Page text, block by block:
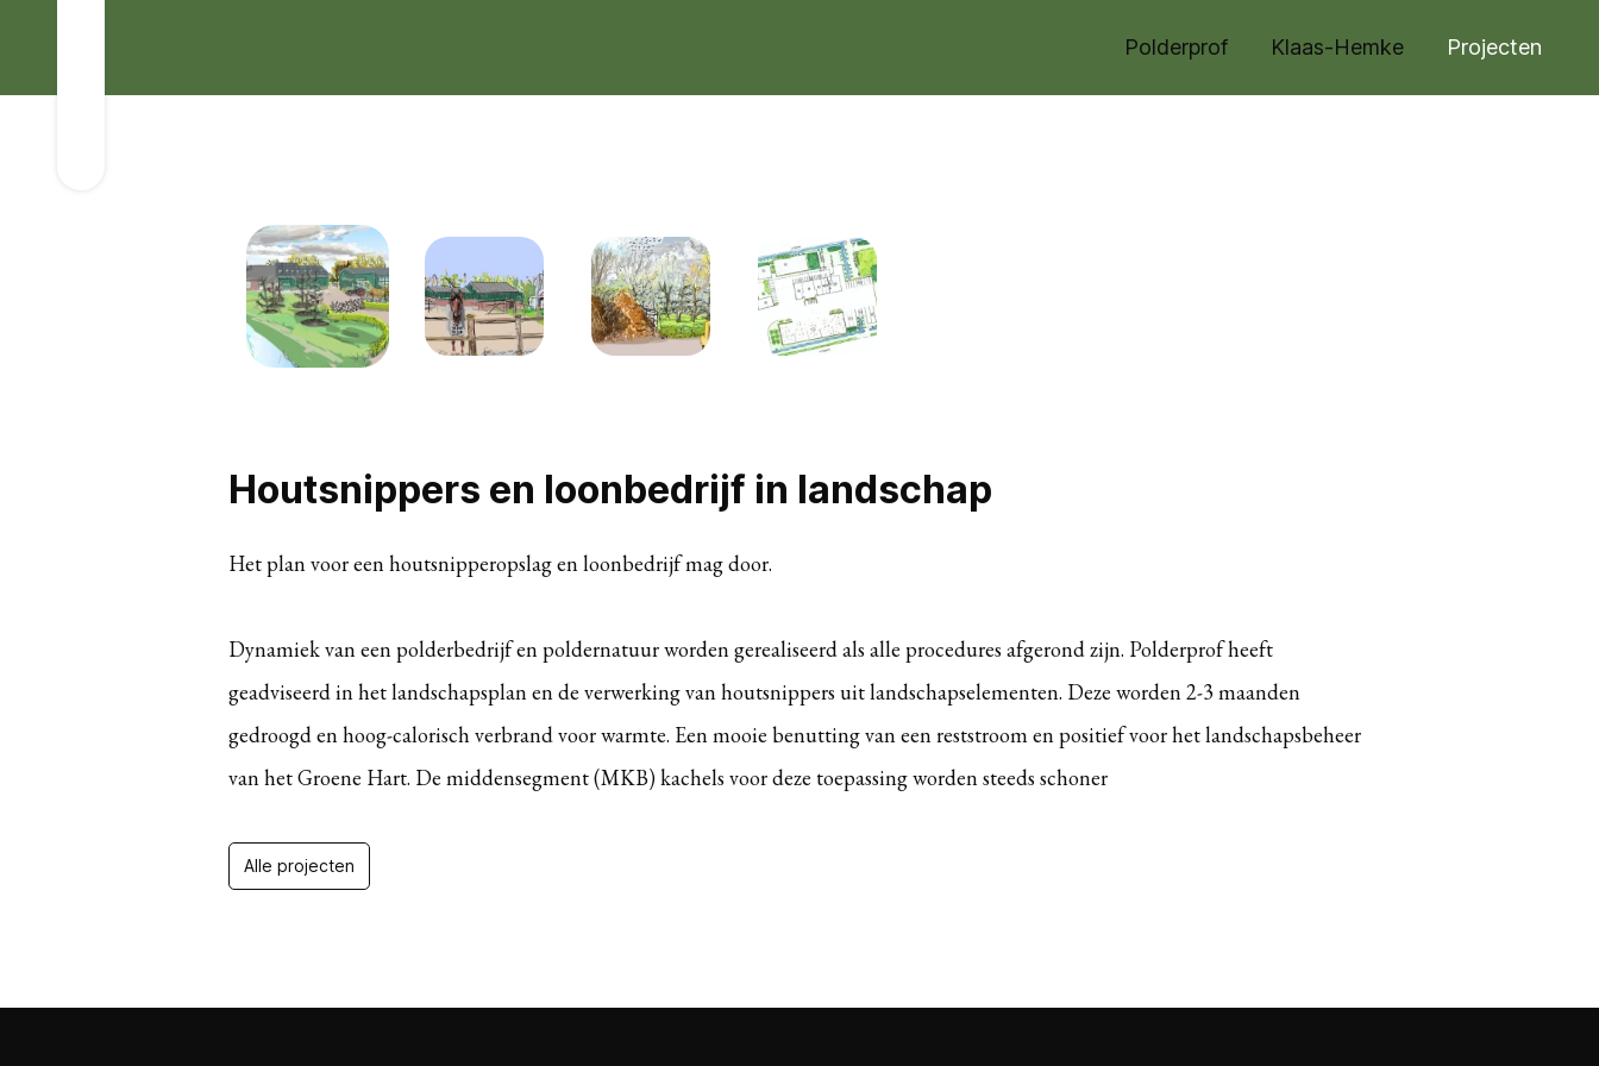
Polderprof Klaas-Hemke Projecten
Houtsnippers en loonbedrijf in landschap
Het plan voor een houtsnipperopslag en loonbedrijf mag door.
Dynamiek van een polderbedrijf en poldernatuur worden gerealiseerd als alle procedures afgerond zijn. Polderprof heeft
geadviseerd in het landschapsplan en de verwerking van houtsnippers uit landschapselementen. Deze worden 2-3 maanden
gedroogd en hoog-calorisch verbrand voor warmte. Een mooie benutting van een reststroom en positief voor het landschapsbeheer
van het Groene Hart. De middensegment (MKB) kachels voor deze toepassing worden steeds schoner
Alle projecten